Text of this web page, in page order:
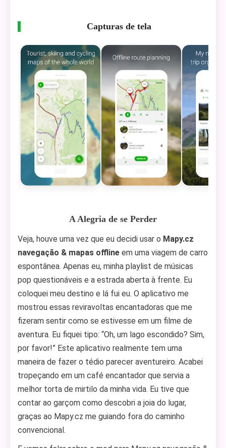
Capturas de tela
A Alegria de se Perder
Veja, houve uma vez que eu decidi usar o Mapy.cz
navegação & mapas offline em uma viagem de carro
espontânea. Apenas eu, minha playlist de músicas
pop questionáveis e a estrada aberta à frente. Eu
coloquei meu destino e lá fui eu. O aplicativo me
mostrou essas reviravoltas encantadoras que me
fizeram sentir como se estivesse em um filme de
aventura. Eu fiquei tipo: “Oh, um lago escondido? Sim,
por favor!” Este aplicativo realmente tem uma
maneira de fazer o tédio parecer aventureiro. Acabei
tropeçando em um café encantador que servia a
melhor torta de mirtilo da minha vida. Eu tive que
contar ao garçom como descobri a joia do lugar,
graças ao Mapy.cz me guiando fora do caminho
convencional.